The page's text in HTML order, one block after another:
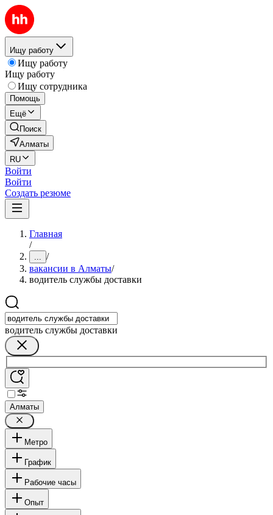
Ищу работу
Ищу работу
Ищу работу
Ищу сотрудника
Помощь
Ещё
Поиск
Алматы
RU
Войти
Войти
Создать резюме
Главная
/
... /
вакансии в Алматы/
водитель службы доставки
водитель службы доставки
Алматы
Метро
График
Рабочие часы
Опыт